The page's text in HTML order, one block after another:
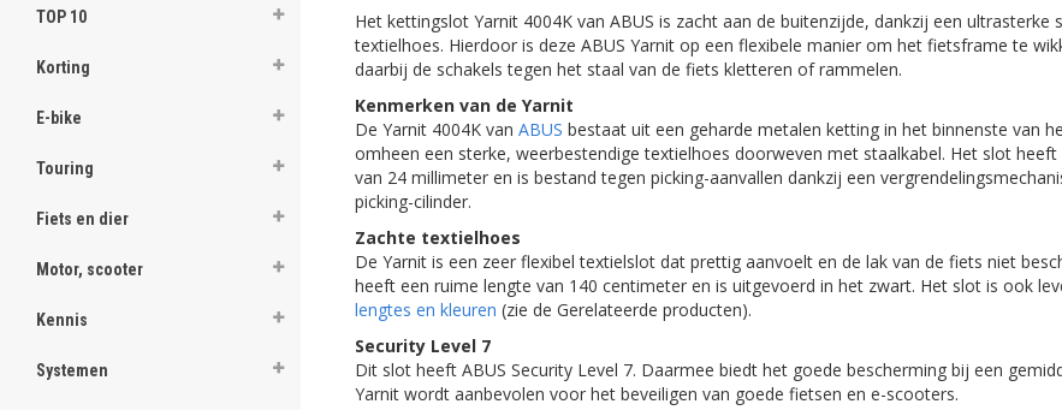
TOP 10
Korting
E-bike
Touring
Fiets en dier
Motor, scooter
Kennis
Systemen
Het kettingslot Yarnit 4004K van ABUS is zacht aan de buitenzijde, dankzij een ultrasterke
textielhoes. Hierdoor is deze ABUS Yarnit op een flexibele manier om het fietsframe te
daarbij de schakels tegen het staal van de fiets kletteren of rammelen.
Kenmerken van de Yarnit
De Yarnit 4004K van ABUS bestaat uit een geharde metalen ketting in het binnenste van
omheen een sterke, weerbestendige textielhoes doorweven met staalkabel. Het slot
van 24 millimeter en is bestand tegen picking-aanvallen dankzij een
picking-cilinder.
Zachte textielhoes
De Yarnit is een zeer flexibel textielslot dat prettig aanvoelt en de lak van de fiets niet
heeft een ruime lengte van 140 centimeter en is uitgevoerd in het zwart. Het slot is ook
lengtes en kleuren (zie de Gerelateerde producten).
Security Level 7
Dit slot heeft ABUS Security Level 7. Daarmee biedt het goede bescherming bij een
Yarnit wordt aanbevolen voor het beveiligen van goede fietsen en e-scooters.